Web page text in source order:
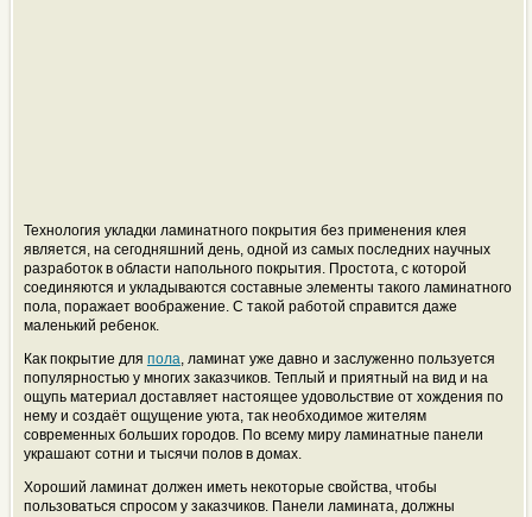
Технология укладки ламинатного покрытия без применения клея
является, на сегодняшний день, одной из самых последних научных
разработок в области напольного покрытия. Простота, с которой
соединяются и укладываются составные элементы такого ламинатного
пола, поражает воображение. С такой работой справится даже
маленький ребенок.
Как покрытие для пола, ламинат уже давно и заслуженно пользуется
популярностью у многих заказчиков. Теплый и приятный на вид и на
ощупь материал доставляет настоящее удовольствие от хождения по
нему и создаёт ощущение уюта, так необходимое жителям
современных больших городов. По всему миру ламинатные панели
украшают сотни и тысячи полов в домах.
Хороший ламинат должен иметь некоторые свойства, чтобы
пользоваться спросом у заказчиков. Панели ламината, должны